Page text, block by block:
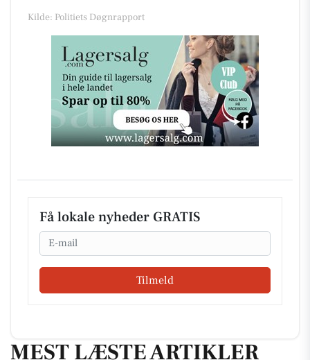
Kilde: Politiets Døgnrapport
Få lokale nyheder GRATIS
Email
Tilmeld
MEST LÆSTE ARTIKLER